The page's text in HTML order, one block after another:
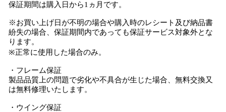
保証期間は購入日から1ヵ月です。
※お買い上げ日が不明の場合や購入時のレシート及び納品書
紛失の場合、保証期間内であっても保証サービス対象外とな
ります。
※正常に使用した場合のみ。
・フレーム保証
製品品質上の問題で劣化や不具合が生じた場合、無料交換又
は無料修理いたします。
・ウイング保証